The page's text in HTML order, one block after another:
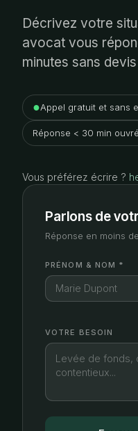
Décrivez votre
avocat vous
minutes sans
●Appel gratuit et sans
Réponse < 30 min
Vous préférez écrire ?
Parlons de
Réponse en moins
PRÉNOM & NOM *
VOTRE BESOIN